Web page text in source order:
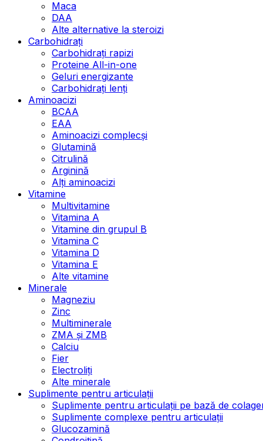
Maca
DAA
Alte alternative la steroizi
Carbohidrați
Carbohidrați rapizi
Proteine All-in-one
Geluri energizante
Carbohidrați lenți
Aminoacizi
BCAA
EAA
Aminoacizi complecși
Glutamină
Citrulină
Arginină
Alți aminoacizi
Vitamine
Multivitamine
Vitamina A
Vitamine din grupul B
Vitamina C
Vitamina D
Vitamina E
Alte vitamine
Minerale
Magneziu
Zinc
Multiminerale
ZMA și ZMB
Calciu
Fier
Electroliți
Alte minerale
Suplimente pentru articulații
Suplimente pentru articulații pe bază de
Suplimente complexe pentru articulații
Glucozamină